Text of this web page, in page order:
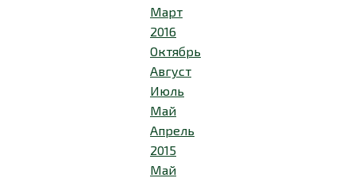
Март
2016
Октябрь
Август
Июль
Май
Апрель
2015
Май